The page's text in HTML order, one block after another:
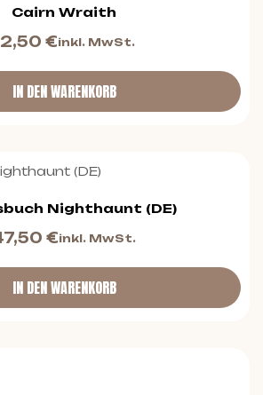
Cairn Wraith
€inkl. MwSt.
IN DEN WARENKORB
Nighthaunt (DE)
€inkl. MwSt.
IN DEN WARENKORB